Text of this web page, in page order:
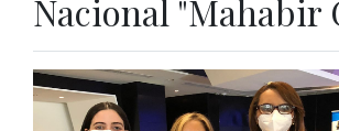
Nacional "Mahabir